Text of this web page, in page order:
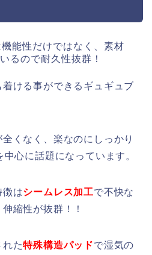
ける事ができるギュギュブ
くなく、楽なのにしっかり
心に話題になっています。
徴はシームレス加工で不快な
縮性が抜群！！
れた特殊構造パッドで湿気の